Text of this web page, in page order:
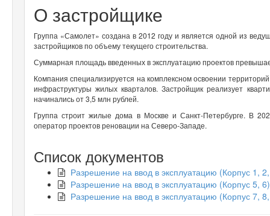
О застройщике
Группа «Самолет» создана в 2012 году и является одной из
застройщиков по объему текущего строительства.
Суммарная площадь введенных в эксплуатацию проектов
Компания специализируется на комплексном освоении
инфраструктуры жилых кварталов. Застройщик реализует
начинались от 3,5 млн рублей.
Группа строит жилые дома в Москве и Санкт-Петербурге. В
оператор проектов реновации на Северо-Западе.
Список документов
Разрешение на ввод в эксплуатацию (Корпус 1,
Разрешение на ввод в эксплуатацию (Корпус 5, 6)
Разрешение на ввод в эксплуатацию (Корпус 7,